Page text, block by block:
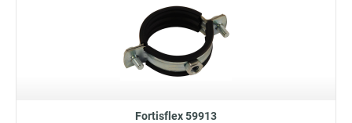
Fortisflex 59913